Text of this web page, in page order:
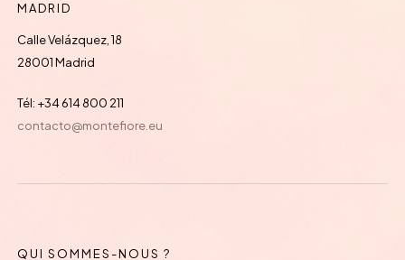
MADRID
Calle Velázquez, 18
28001 Madrid
Tél: +34 614 800 211
contacto@montefiore.eu
QUI SOMMES-NOUS ?